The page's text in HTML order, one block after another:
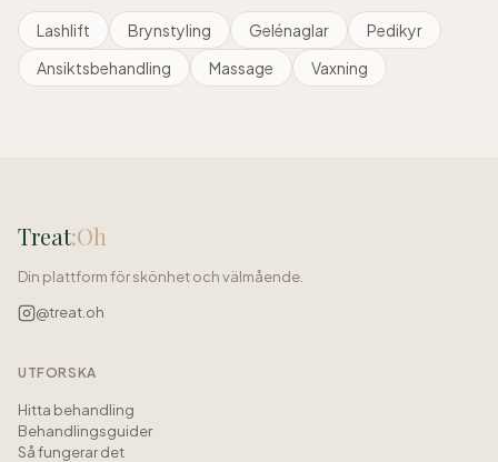
Lashlift Brynstyling Gelénaglar
Pedikyr
Ansiktsbehandling
Massage Vaxning
Treat:Oh
Din plattform för skönhet och välmående.
@treat.oh
UTFORSKA
Hitta behandling
Behandlingsguider
Så fungerar det